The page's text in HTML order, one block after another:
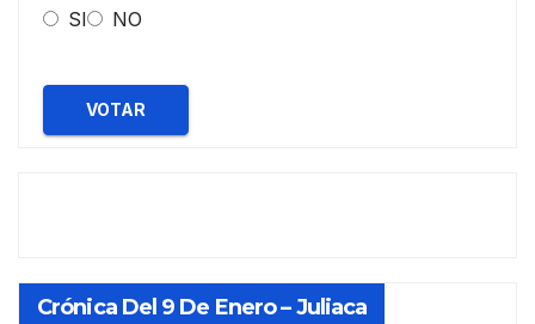
SI NO
VOTAR
Crónica Del 9 De Enero – Juliaca